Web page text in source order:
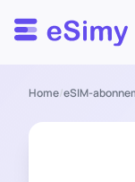
Esimy
Home/eSIM-